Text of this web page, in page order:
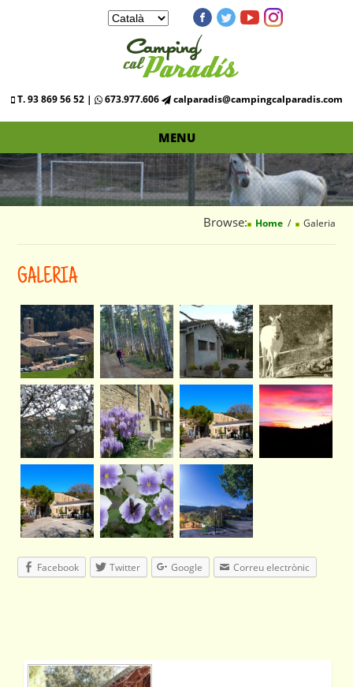
T. 93 869 56 52 | 673.977.606 calparadis@campingcalparadis.com
MENU
Browse: Home Galeria
GALERIA
Facebook Twitter Google Correu electrònic